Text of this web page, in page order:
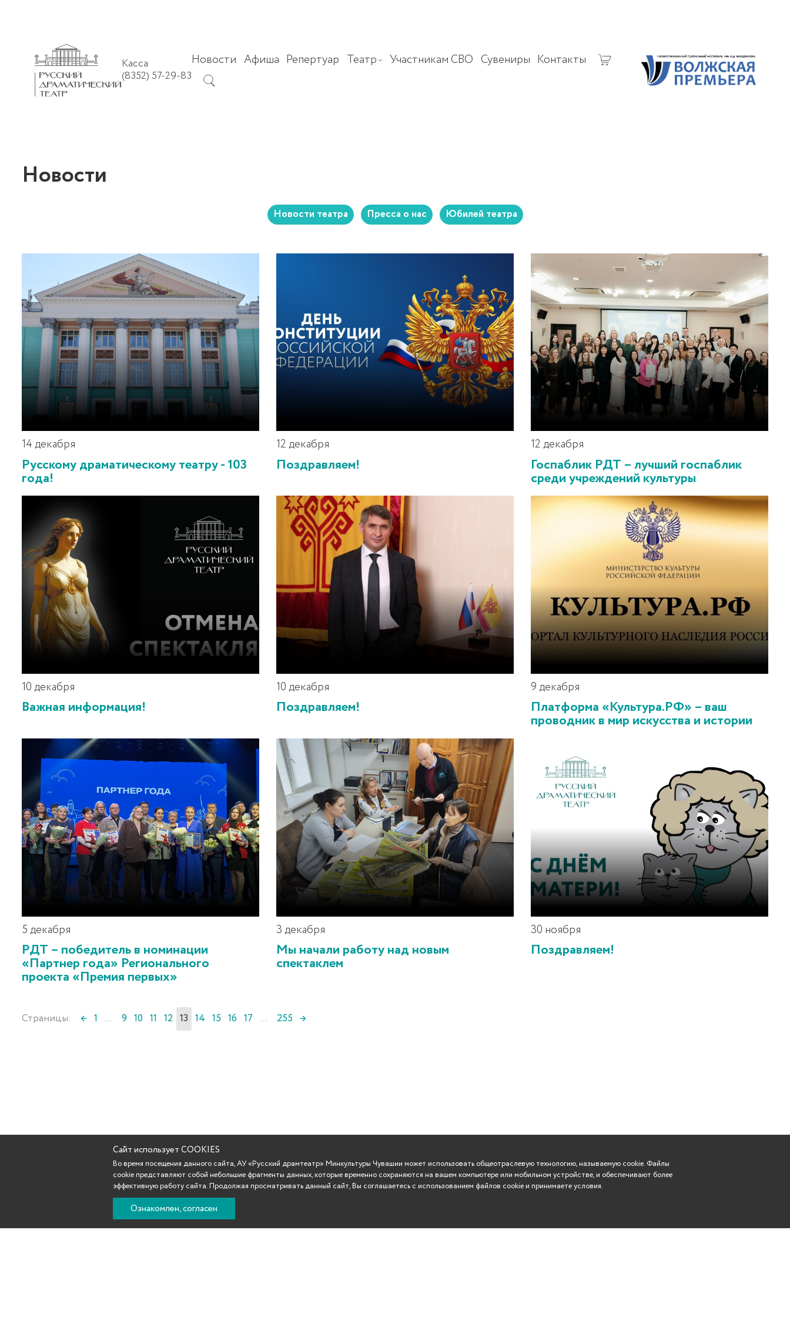
Касса
(8352) 57-29-83
Новости Афиша Репертуар Театр Участникам СВО Сувениры Контакты
Новости
Новости театра Пресса о нас Юбилей театра
14 декабря
Русскому драматическому театру - 103
года!
12 декабря
Поздравляем!
12 декабря
Госпаблик РДТ – лучший госпаблик
среди учреждений культуры
10 декабря
Важная информация!
10 декабря
Поздравляем!
9 декабря
Платформа «Культура.РФ» – ваш
проводник в мир искусства и истории
5 декабря
РДТ – победитель в номинации
«Партнер года» Регионального
проекта «Премия первых»
3 декабря
Мы начали работу над новым
спектаклем
30 ноября
Поздравляем!
Страницы: ← 1 ... 9 10 11 12 13 14 15 16 17 ... 255 →
Сайт использует COOKIES
Во время посещения данного сайта, АУ «Русский драмтеатр» Минкультуры Чувашии может использовать общеотраслевую технологию, называемую cookie. Файлы
cookie представляют собой небольшие фрагменты данных, которые временно сохраняются на вашем компьютере или мобильном устройстве, и обеспечивают более
эффективную работу сайта. Продолжая просматривать данный сайт, Вы соглашаетесь с использованием файлов cookie и принимаете условия.
Ознакомлен, согласен